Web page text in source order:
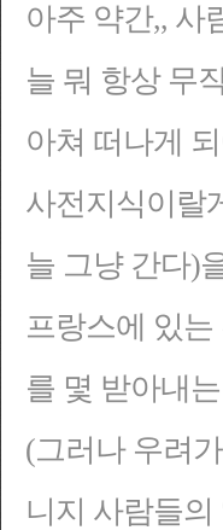
아주 약간,, 사
늘 뭐 항상 무
아쳐 떠나게 되
사전지식이랄
늘 그냥 간다)
프랑스에 있
를 몇 받아내
(그러나 우려
니지 사람들